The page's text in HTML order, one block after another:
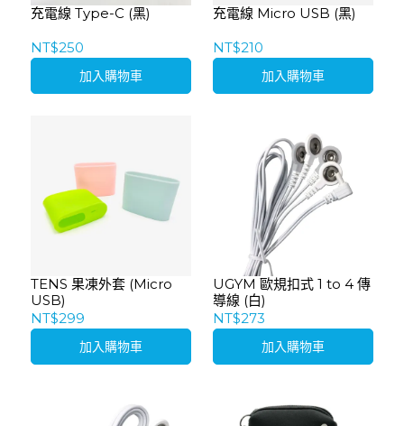
充電線 Type-C (黑)
NT$250
加入購物車
充電線 Micro USB (黑)
NT$210
加入購物車
TENS 果凍外套 (Micro
USB)
NT$299
加入購物車
UGYM 歐規扣式 1 to 4 傳
導線 (白)
NT$273
加入購物車